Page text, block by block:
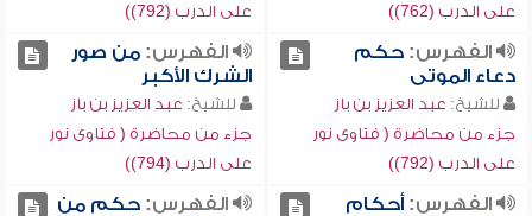
على الدرب (762))
على الدرب (792))
الفهرس:حكم
دعاء الموتى
للشيخ: عبد العزيز بن باز
جزء من محاضرة ( فتاوى نور
على الدرب (792))
الفهرس:من صور
الشرك الأكبر
للشيخ: عبد العزيز بن باز
جزء من محاضرة ( فتاوى نور
على الدرب (794))
الفهرس:أحكام
الفهرس:حكم من